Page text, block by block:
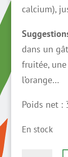
calcium),
dans un
fruitée,
l’orange…
Poids net :
En stock